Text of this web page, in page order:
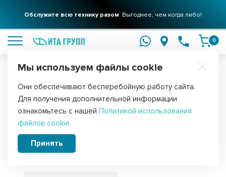
Обслужите всю технику разом Выгоднее, чем когда либо!
0
Главная Запчасти для стиральных машин Крестовины для
Крестовина барабана стиральной
машины Midea, Hansa, Бирюса
подшипники 205 и 206,
12338100000348, 123348
Мы используем файлы cookie
Они обеспечивают бесперебойную работу сайта.
Для получения дополнительной информации
ознакомьтесь с нашей Политикой использования
файлов cookie
Принять